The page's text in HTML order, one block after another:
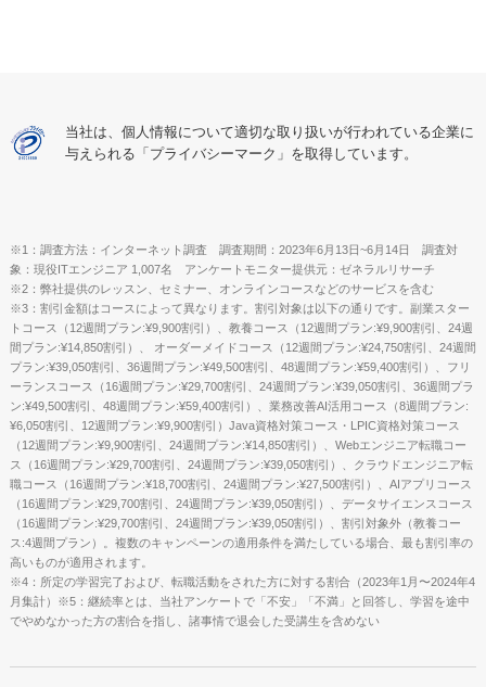
当社は、個人情報について適切な取り扱いが行われている企業に
与えられる「プライバシーマーク」を取得しています。
※1：調査方法：インターネット調査 調査期間：2023年6月13日~6月14日 調査対
象：現役ITエンジニア 1,007名 アンケートモニター提供元：ゼネラルリサーチ
※2：弊社提供のレッスン、セミナー、オンラインコースなどのサービスを含む
※3：割引金額はコースによって異なります。割引対象は以下の通りです。副業スター
トコース（12週間プラン:¥9,900割引）、教養コース（12週間プラン:¥9,900割引、24週
間プラン:¥14,850割引）、 オーダーメイドコース（12週間プラン:¥24,750割引、24週間
プラン:¥39,050割引、36週間プラン:¥49,500割引、48週間プラン:¥59,400割引）、フリ
ーランスコース（16週間プラン:¥29,700割引、24週間プラン:¥39,050割引、36週間プラ
ン:¥49,500割引、48週間プラン:¥59,400割引）、業務改善AI活用コース（8週間プラン:
¥6,050割引、12週間プラン:¥9,900割引）Java資格対策コース・LPIC資格対策コース
（12週間プラン:¥9,900割引、24週間プラン:¥14,850割引）、Webエンジニア転職コー
ス（16週間プラン:¥29,700割引、24週間プラン:¥39,050割引）、クラウドエンジニア転
職コース（16週間プラン:¥18,700割引、24週間プラン:¥27,500割引）、AIアプリコース
（16週間プラン:¥29,700割引、24週間プラン:¥39,050割引）、データサイエンスコース
（16週間プラン:¥29,700割引、24週間プラン:¥39,050割引）、割引対象外（教養コー
ス:4週間プラン）。複数のキャンペーンの適用条件を満たしている場合、最も割引率の
高いものが適用されます。
※4：所定の学習完了および、転職活動をされた方に対する割合（2023年1月〜2024年4
月集計）※5：継続率とは、当社アンケートで「不安」「不満」と回答し、学習を途中
でやめなかった方の割合を指し、諸事情で退会した受講生を含めない